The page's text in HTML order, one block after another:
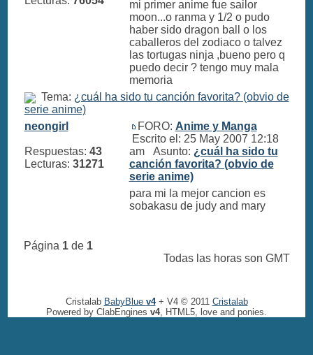
mi primer anime fue sailor
moon...o ranma y 1/2 o pudo
haber sido dragon ball o los
caballeros del zodiaco o talvez
las tortugas ninja ,bueno pero q
puedo decir ? tengo muy mala
memoria
Tema: ¿cuál ha sido tu canción favorita? (obvio de
serie anime)
neongirl
Respuestas: 43
Lecturas: 31271
FORO: Anime y Manga
Escrito el: 25 May 2007 12:18
am Asunto: ¿cuál ha sido tu
canción favorita? (obvio de
serie anime)
para mi la mejor cancion es
sobakasu de judy and mary
Página 1de 1
Todas las horas son GMT
Cristalab BabyBlue v4+ V4 © 2011 Cristalab
Powered by ClabEngines v4, HTML5, love and ponies.